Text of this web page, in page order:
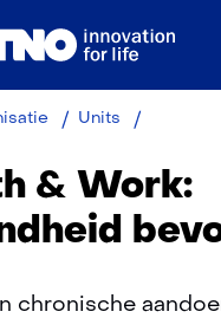
Ga
Units
Work
& Work:
chronische